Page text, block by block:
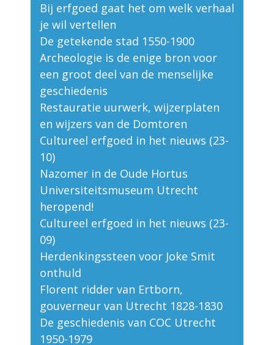
Bij erfgoed gaat het om welk verhaal
je wil vertellen
De getekende stad 1550-1900
Archeologie is de enige bron voor
een groot deel van de menselijke
geschiedenis
Restauratie uurwerk, wijzerplaten
en wijzers van de Domtoren
Cultureel erfgoed in het nieuws (23-
10)
Nazomer in de Oude Hortus
Universiteitsmuseum Utrecht
heropend!
Cultureel erfgoed in het nieuws (23-
09)
Herdenkingssteen voor Joke Smit
onthuld
Florent ridder van Ertborn,
gouverneur van Utrecht 1828-1830
De geschiedenis van COC Utrecht
1950-1979